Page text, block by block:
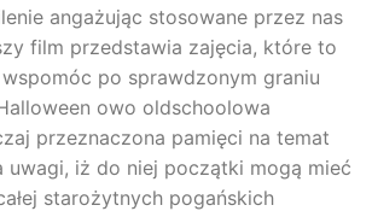
angażując stosowane przez nas
film przedstawia zajęcia, które to
po sprawdzonym graniu
owo oldschoolowa
przeznaczona pamięci na temat
uwagi, iż do niej początki mogą mieć
starożytnych pogańskich